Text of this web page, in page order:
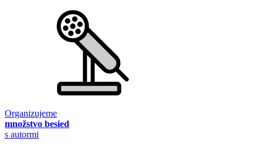
Organizujeme
množstvo besied
s autormi